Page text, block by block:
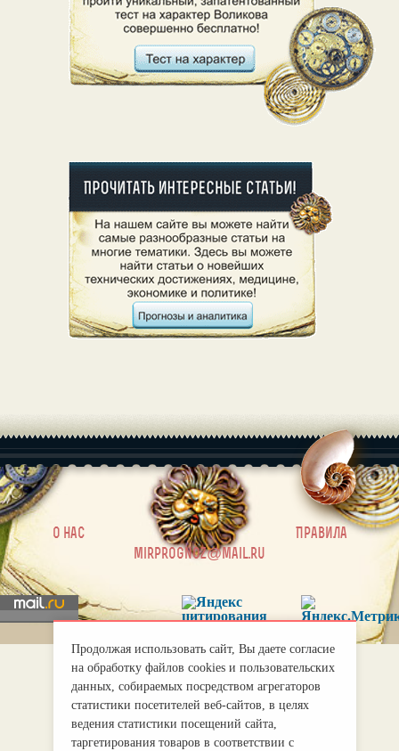
О нас |
Правила
mirprognoz@mail.ru
Продолжая использовать сайт, Вы даете согласие
на обработку файлов cookies и пользовательских
данных, собираемых посредством агрегаторов
статистики посетителей веб-сайтов, в целях
ведения статистики посещений сайта,
таргетирования товаров в соответствии с